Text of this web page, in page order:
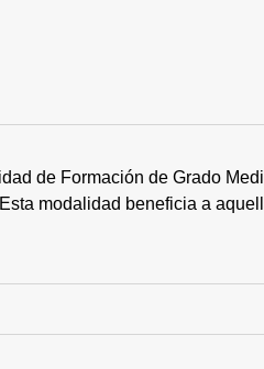
de Formación de Grado
modalidad beneficia a